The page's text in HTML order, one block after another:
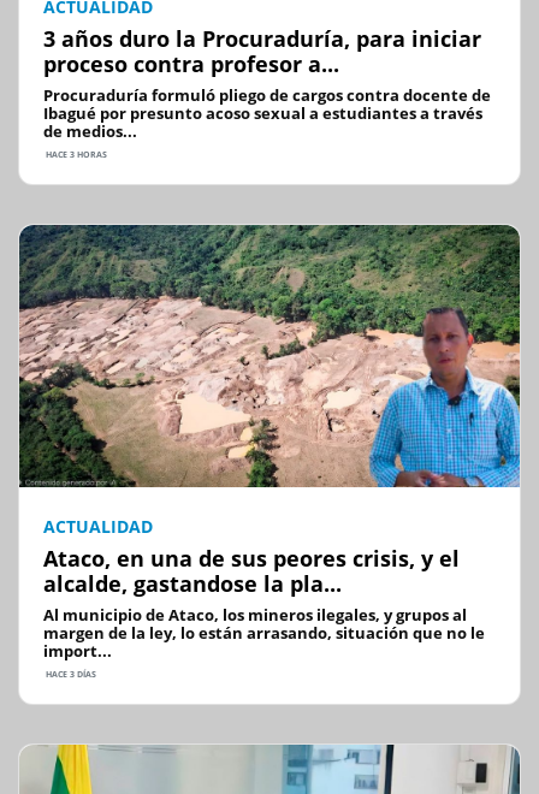
ACTUALIDAD
3 años duro la Procuraduría, para iniciar
proceso contra profesor a...
Procuraduría formuló pliego de cargos contra docente de
Ibagué por presunto acoso sexual a estudiantes a través
de medios...
HACE 3 HORAS
ACTUALIDAD
Ataco, en una de sus peores crisis, y el
alcalde, gastandose la pla...
Al municipio de Ataco, los mineros ilegales, y grupos al
margen de la ley, lo están arrasando, situación que no le
import...
HACE 3 DÍAS